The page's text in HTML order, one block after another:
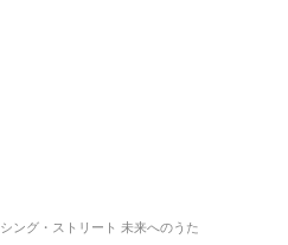
シング・ストリート 未来へのうた